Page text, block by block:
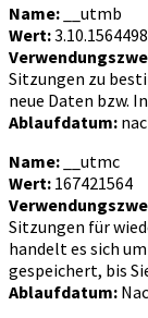
Name: __utmb
Wert:
Sitzungen zu
neue Daten bzw.
Ablaufdatum:
Name: __utmc
Wert: 167421564
Sitzungen für
handelt es sich
gespeichert, bis
Ablaufdatum: